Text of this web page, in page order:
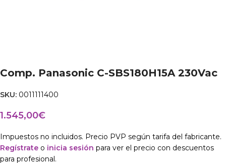
Comp. Panasonic C-SBS180H15A 230Vac
SKU: 0011111400
1.545,00€
Impuestos no incluidos. Precio PVP según tarifa del fabricante.
Regístrate o inicia sesión para ver el precio con descuentos
para profesional.